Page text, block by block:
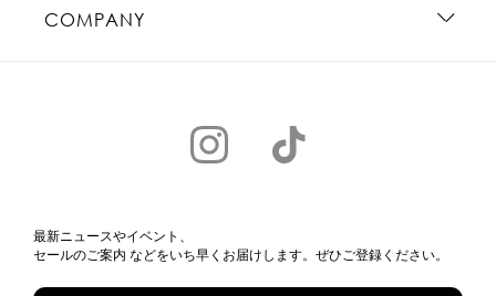
COMPANY
最新ニュースやイベント、
セールのご案内 などをいち早くお届けします。ぜひご登録ください。